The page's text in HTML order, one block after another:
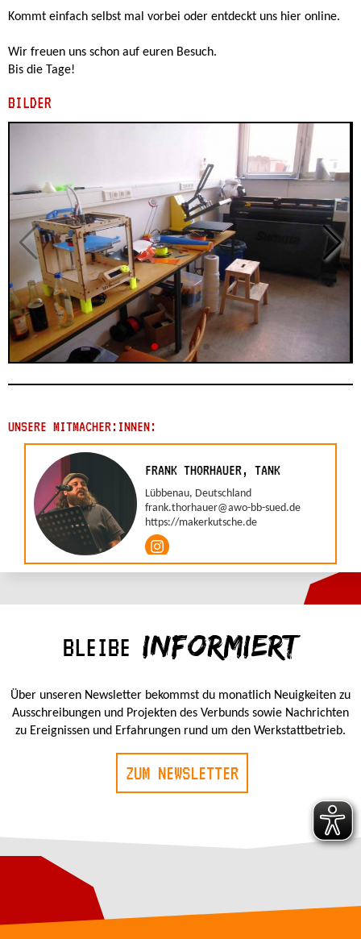
Kommt einfach selbst mal vorbei oder entdeckt uns hier online.
Wir freuen uns schon auf euren Besuch.
Bis die Tage!
BILDER
UNSERE MITMACHER:INNEN:
FRANK THORHAUER, TANK
Lübbenau, Deutschland
frank.thorhauer@awo-bb-sued.de
https://makerkutsche.de
BLEIBE INFORMIERT
Über unseren Newsletter bekommst du monatlich Neuigkeiten zu
Ausschreibungen und Projekten des Verbunds sowie Nachrichten
zu Ereignissen und Erfahrungen rund um den Werkstattbetrieb.
ZUM NEWSLETTER